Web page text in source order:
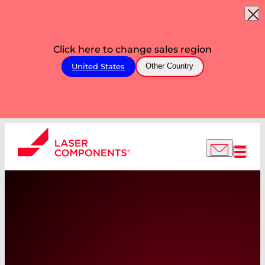
Click here to change sales region
United States Other Country